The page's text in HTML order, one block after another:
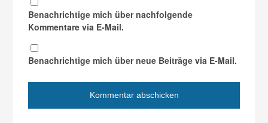
Benachrichtige mich über nachfolgende
Kommentare via E-Mail.
Benachrichtige mich über neue Beiträge via E-Mail.